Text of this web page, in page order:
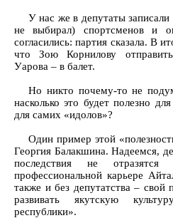
У нас же в депутаты
не выбирал) спортсменов и
согласились: партия сказала. В
что Зою Корнилову
Уарова – в балет.
Но никто почему-то не
насколько это будет полезно
для самих «идолов»?
Один пример этой
Георгия Балакшина. Надеемся,
последствия не
профессиональной карьере
также и без депутатства – свой
развивать якутскую
республики».